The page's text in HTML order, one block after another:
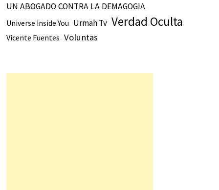
UN ABOGADO CONTRA LA DEMAGOGIA
Universe Inside You Urmah Tv Verdad Oculta
Vicente Fuentes Voluntas